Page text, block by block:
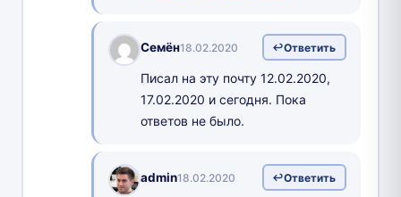
Семён18.02.2020 Ответить
Писал на эту почту 12.02.2020,
17.02.2020 и сегодня. Пока
ответов не было.
admin18.02.2020 Ответить